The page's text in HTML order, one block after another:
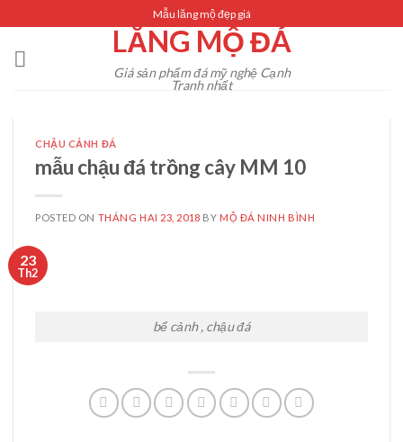
content
Mẫu lăng mộ đẹp giá
LĂNG MỘ ĐÁ
Giá sản phẩm đá mỹ nghệ Cạnh
Tranh nhất
CHẬU CẢNH ĐÁ
mẫu chậu đá trồng cây MM 10
POSTED ON THÁNG HAI 23, 2018 BY MỘ ĐÁ NINH BÌNH
23
Th2
bể cảnh , chậu đá